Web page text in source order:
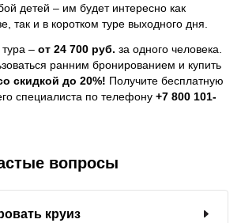
детей – им будет интересно как
так и в коротком туре выходного дня.
– от 24 700 руб. за одного человека.
ранним бронированием и купить
скидкой до 20%! Получите бесплатную
специалиста по телефону +7 800 101-
вопросы
круиз